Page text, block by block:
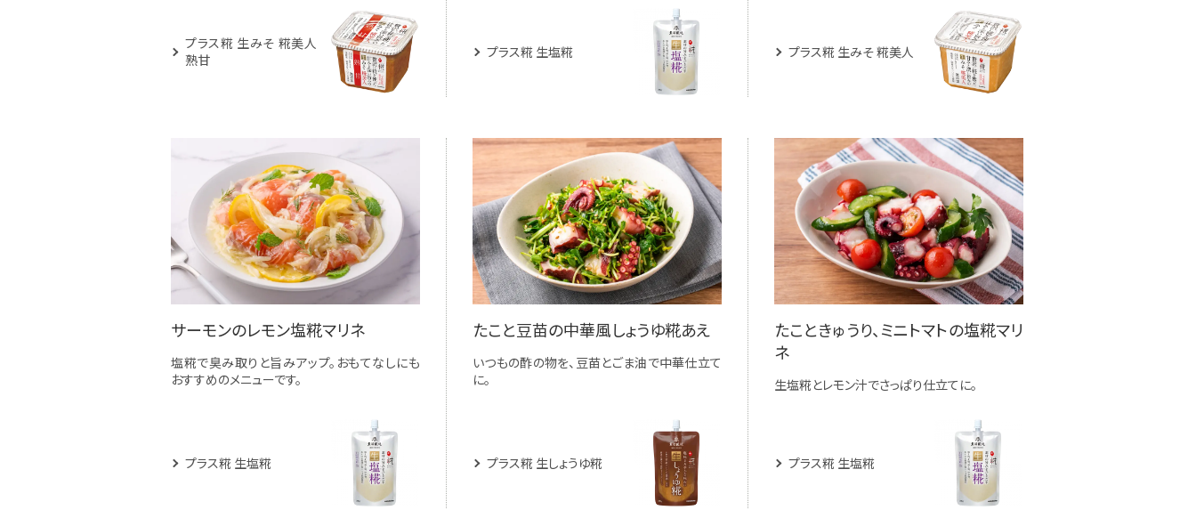
プラス糀 生みそ 糀美人
熟甘
プラス糀 生塩糀 プラス糀 生みそ 糀美人
サーモンのレモン塩糀マリネ
塩糀で臭み取りと旨みアップ。おもてなしにも
おすすめのメニューです。
プラス糀 生塩糀
たこと豆苗の中華風しょうゆ糀あえ
いつもの酢の物を、豆苗とごま油で中華仕立て
に。
プラス糀 生しょうゆ糀
たこときゅうり、ミニトマトの塩糀マリ
ネ
生塩糀とレモン汁でさっぱり仕立てに。
プラス糀 生塩糀